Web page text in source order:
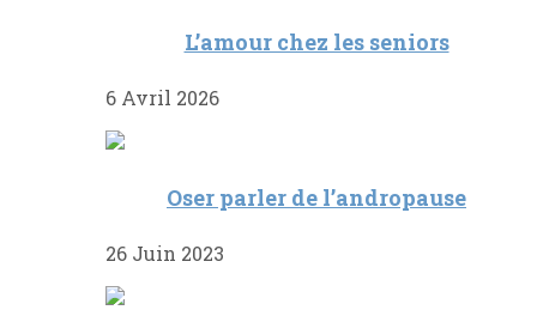
L’amour chez les seniors
6 Avril 2026
Oser parler de l’andropause
26 Juin 2023